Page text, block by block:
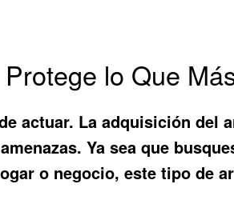
lo Que
actuar. La adquisición
Ya sea que
o negocio, este tipo de